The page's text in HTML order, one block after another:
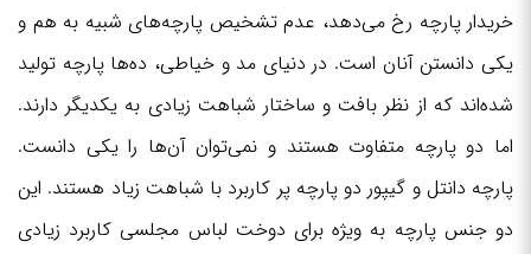
خریدار پارچه رخ می‌دهد، عدم تشخیص پارچه‌های شبیه به هم و
یکی دانستن آنان است. در دنیای مد و خیاطی، ده‌ها پارچه تولید
شده‌اند که از نظر بافت و ساختار شباهت زیادی به یکدیگر دارند.
اما دو پارچه متفاوت هستند و نمی‌توان آن‌ها را یکی دانست.
پارچه دانتل و گیپور دو پارچه پر کاربرد با شباهت زیاد هستند. این
دو جنس پارچه به ویژه برای دوخت لباس مجلسی کاربرد زیادی